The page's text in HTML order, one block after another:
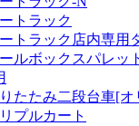
トラック
トラック店内専用
ルボックスパレッ
たたみ二段台車[オ
リプルカート